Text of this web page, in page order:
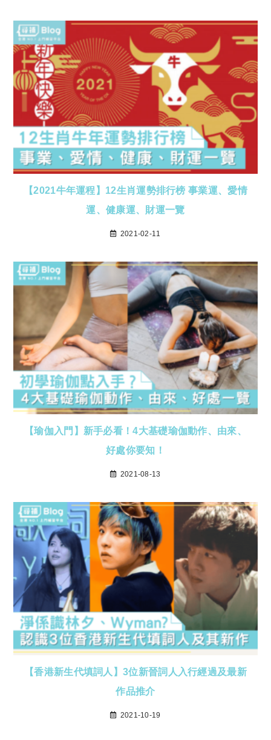
【2021牛年運程】12生肖運勢排行榜 事業運、愛情
運、健康運、財運一覽
2021-02-11
【瑜伽入門】新手必看！4大基礎瑜伽動作、由來、
好處你要知！
2021-08-13
【香港新生代填詞人】3位新晉詞人入行經過及最新
作品推介
2021-10-19